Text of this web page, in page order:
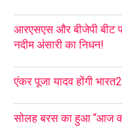
आरएसएस और बीजेपी बीट
नदीम अंसारी का निधन!
एंकर पूजा यादव होंगी
सोलह बरस का हुआ “आज